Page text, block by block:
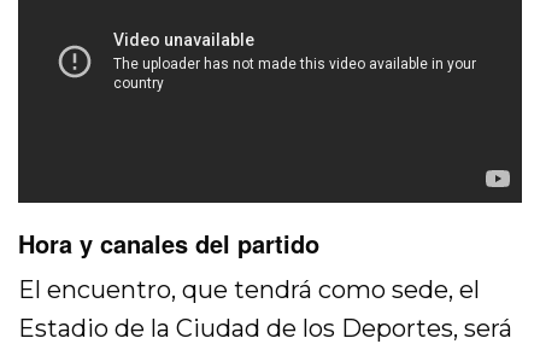
Hora y canales del partido
El encuentro, que tendrá como sede, el
Estadio de la Ciudad de los Deportes, será